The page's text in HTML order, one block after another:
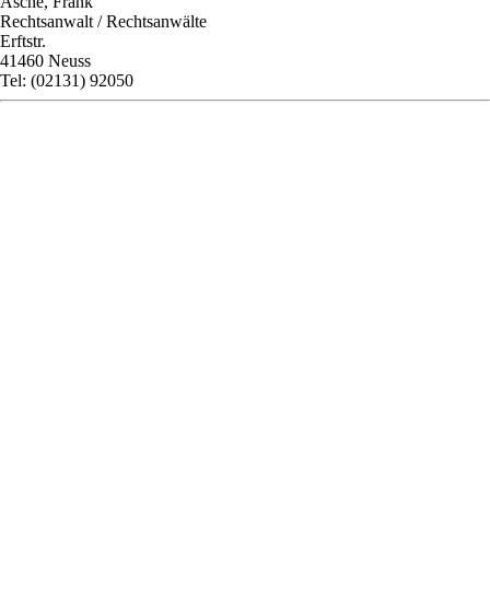
Rechtsanwalt / Rechtsanwälte
Erftstr.
41460 Neuss
Tel: (02131) 92050